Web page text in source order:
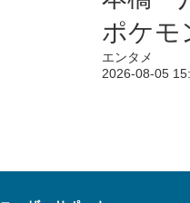
ポケモ
エンタメ
2026-08-05